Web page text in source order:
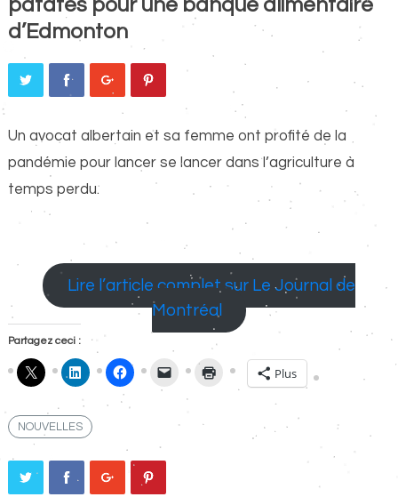
patates pour une banque alimentaire
d’Edmonton
Un avocat albertain et sa femme ont profité de la
pandémie pour lancer se lancer dans l’agriculture à
temps perdu.
Lire l’article complet sur Le Journal de
Montréal
Partagez ceci :
Plus
NOUVELLES